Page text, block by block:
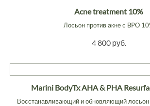
Acne treatment 10%
Лосьон против акне с BPO
4 800 руб.
Marini BodyTx AHA & PHA
Восстанавливающий и обновляющий